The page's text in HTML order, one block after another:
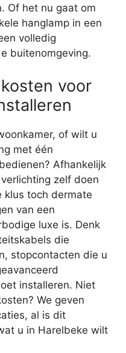
Of het nu gaat om
hanglamp in een
volledig
buitenomgeving.
voor
of wilt u
met één
Afhankelijk
zelf doen
klus toch dermate
van een
luxe is. Denk
die
stopcontacten die u
installeren. Niet
We geven
al is dit
u in Harelbeke wilt